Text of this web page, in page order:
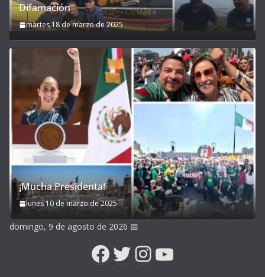
Difamación
martes 18 de marzo de 2025
¡Mucha Presidenta!
lunes 10 de marzo de 2025
domingo, 9 de agosto de 2026 📅
Facebook
Twitter
Instagram
YouTube